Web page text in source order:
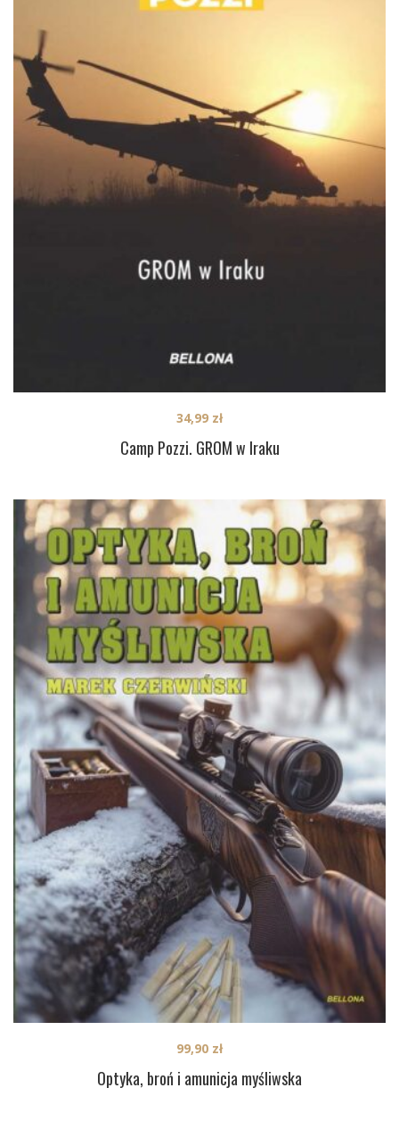
Camp Pozzi. GROM w Iraku
34,99 zł
Optyka, broń i amunicja myśliwska
99,90 zł